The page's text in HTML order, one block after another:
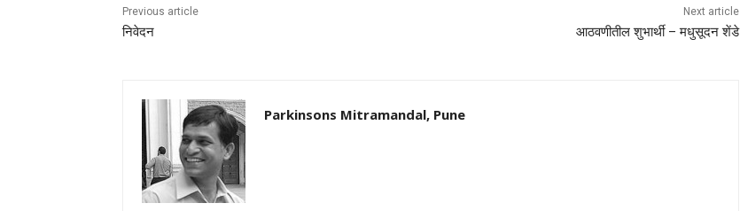
Previous article
निवेदन
Next article
आठवणीतील शुभार्थी – मधुसूदन शेंडे
Parkinsons Mitramandal, Pune